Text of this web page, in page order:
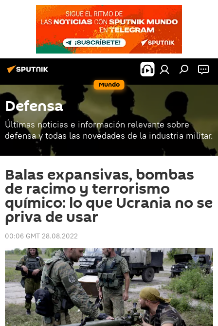
Mundo
Defensa
Últimas noticias e información relevante sobre
defensa y todas las novedades de la industria militar.
Balas expansivas, bombas
de racimo y terrorismo
químico: lo que Ucrania no se
priva de usar
00:06 GMT 28.08.2022